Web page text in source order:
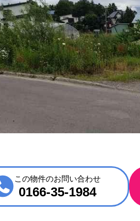
この物件のお問い合わせ
0166-35-1984